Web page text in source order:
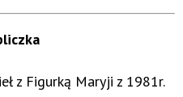
z Figurką Maryji z 1981r.